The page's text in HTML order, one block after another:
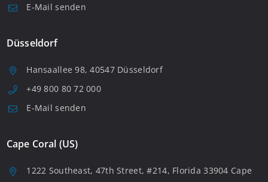
E-Mail senden
Düsseldorf
Hansaallee 98, 40547 Düsseldorf
+49 800 80 72 000
E-Mail senden
Cape Coral (US)
1222 Southeast, 47th Street, #214, Florida 33904 Cape